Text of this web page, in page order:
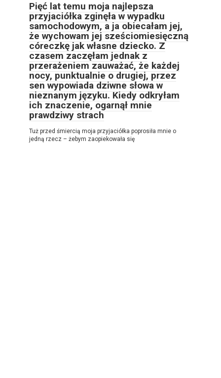
Pięć lat temu moja najlepsza
przyjaciółka zginęła w wypadku
samochodowym, a ja obiecałam jej,
że wychowam jej sześciomiesięczną
córeczkę jak własne dziecko. Z
czasem zaczęłam jednak z
przerażeniem zauważać, że każdej
nocy, punktualnie o drugiej, przez
sen wypowiada dziwne słowa w
nieznanym języku. Kiedy odkryłam
ich znaczenie, ogarnął mnie
prawdziwy strach
Tuż przed śmiercią moja przyjaciółka poprosiła mnie o
jedną rzecz – żebym zaopiekowała się